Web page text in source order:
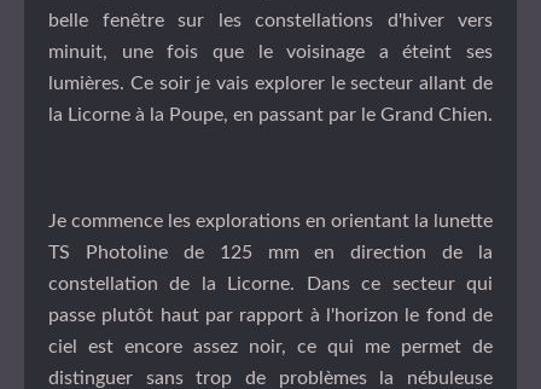
belle fenêtre sur les constellations d'hiver vers
minuit, une fois que le voisinage a éteint ses
lumières. Ce soir je vais explorer le secteur allant de
la Licorne à la Poupe, en passant par le Grand Chien.
Je commence les explorations en orientant la lunette
TS Photoline de 125 mm en direction de la
constellation de la Licorne. Dans ce secteur qui
passe plutôt haut par rapport à l'horizon le fond de
ciel est encore assez noir, ce qui me permet de
distinguer sans trop de problèmes la nébuleuse